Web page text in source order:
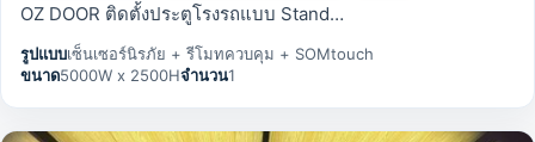
OZ DOOR ติดตั้งประตูโรงรถแบบ Stand…
รูปแบบเซ็นเซอร์นิรภัย + รีโมทควบคุม + SOMtouch
ขนาด5000W x 2500Hจำนวน1